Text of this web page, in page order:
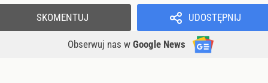
UDOSTĘPNIJ
Obserwuj nas w Google News
SKOMENTUJ